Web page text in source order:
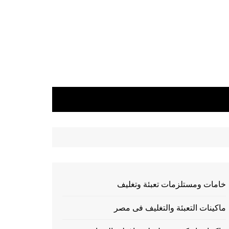
خامات ومستلزمات تعبئة وتغليف
ماكينات التعبئة والتغليف فى مصر